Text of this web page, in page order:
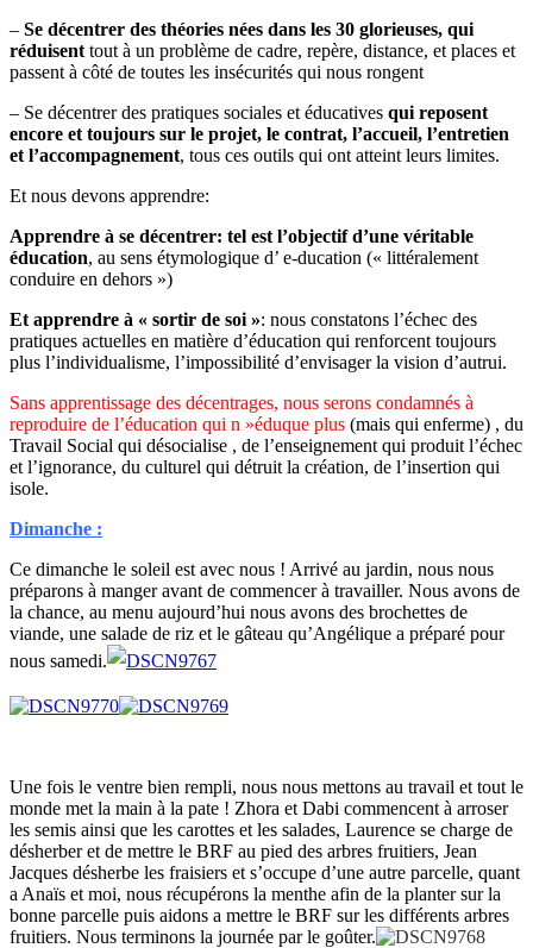
– Se décentrer des théories nées dans les 30 glorieuses, qui
réduisent tout à un problème de cadre, repère, distance, et places et
passent à côté de toutes les insécurités qui nous rongent
– Se décentrer des pratiques sociales et éducatives qui reposent
encore et toujours sur le projet, le contrat, l’accueil, l’entretien
et l’accompagnement, tous ces outils qui ont atteint leurs limites.
Et nous devons apprendre:
Apprendre à se décentrer: tel est l’objectif d’une véritable
éducation, au sens étymologique d’ e-ducation (« littéralement
conduire en dehors »)
Et apprendre à « sortir de soi »: nous constatons l’échec des
pratiques actuelles en matière d’éducation qui renforcent toujours
plus l’individualisme, l’impossibilité d’envisager la vision d’autrui.
Sans apprentissage des décentrages, nous serons condamnés à
reproduire de l’éducation qui n »éduque plus (mais qui enferme) , du
Travail Social qui désocialise , de l’enseignement qui produit l’échec
et l’ignorance, du culturel qui détruit la création, de l’insertion qui
isole.
Dimanche :
Ce dimanche le soleil est avec nous ! Arrivé au jardin, nous nous
préparons à manger avant de commencer à travailler. Nous avons de
la chance, au menu aujourd’hui nous avons des brochettes de
viande, une salade de riz et le gâteau qu’Angélique a préparé pour
nous samedi.
Une fois le ventre bien rempli, nous nous mettons au travail et tout le
monde met la main à la pate ! Zhora et Dabi commencent à arroser
les semis ainsi que les carottes et les salades, Laurence se charge de
désherber et de mettre le BRF au pied des arbres fruitiers, Jean
Jacques désherbe les fraisiers et s’occupe d’une autre parcelle, quant
a Anaïs et moi, nous récupérons la menthe afin de la planter sur la
bonne parcelle puis aidons a mettre le BRF sur les différents arbres
fruitiers. Nous terminons la journée par le goûter.